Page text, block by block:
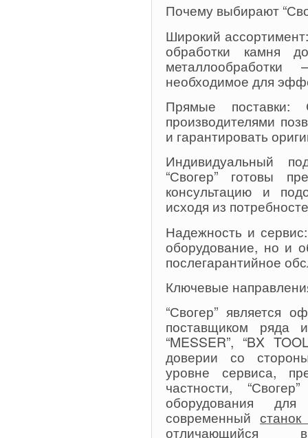
Почему выбирают
Широкий
обработки камня
необходимое для
Прямые поставки:
производителями
и гарантировать
Индивидуальный
“Свогер” готовы
консультацию и
исходя из
Надежность и
оборудование, но и
послегарантийное
Ключевые
“Свогер” является
поставщиком ряда
“MESSER”, “BX
доверии со
уровне сервиса,
частности,
оборудования для
современный
отличающийся